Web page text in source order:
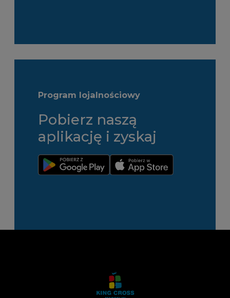
Program lojalnościowy
Pobierz naszą
aplikację i zyskaj